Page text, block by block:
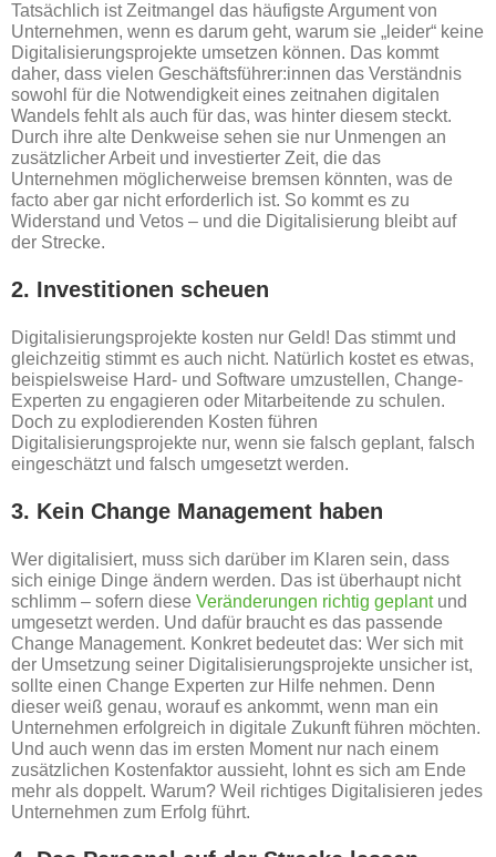
Tatsächlich ist Zeitmangel das häufigste Argument von
Unternehmen, wenn es darum geht, warum sie „leider“ keine
Digitalisierungsprojekte umsetzen können. Das kommt
daher, dass vielen Geschäftsführer:innen das Verständnis
sowohl für die Notwendigkeit eines zeitnahen digitalen
Wandels fehlt als auch für das, was hinter diesem steckt.
Durch ihre alte Denkweise sehen sie nur Unmengen an
zusätzlicher Arbeit und investierter Zeit, die das
Unternehmen möglicherweise bremsen könnten, was de
facto aber gar nicht erforderlich ist. So kommt es zu
Widerstand und Vetos – und die Digitalisierung bleibt auf
der Strecke.
2. Investitionen scheuen
Digitalisierungsprojekte kosten nur Geld! Das stimmt und
gleichzeitig stimmt es auch nicht. Natürlich kostet es etwas,
beispielsweise Hard- und Software umzustellen, Change-
Experten zu engagieren oder Mitarbeitende zu schulen.
Doch zu explodierenden Kosten führen
Digitalisierungsprojekte nur, wenn sie falsch geplant, falsch
eingeschätzt und falsch umgesetzt werden.
3. Kein Change Management haben
Wer digitalisiert, muss sich darüber im Klaren sein, dass
sich einige Dinge ändern werden. Das ist überhaupt nicht
schlimm – sofern diese Veränderungen richtig geplantund
umgesetzt werden. Und dafür braucht es das passende
Change Management. Konkret bedeutet das: Wer sich mit
der Umsetzung seiner Digitalisierungsprojekte unsicher ist,
sollte einen Change Experten zur Hilfe nehmen. Denn
dieser weiß genau, worauf es ankommt, wenn man ein
Unternehmen erfolgreich in digitale Zukunft führen möchten.
Und auch wenn das im ersten Moment nur nach einem
zusätzlichen Kostenfaktor aussieht, lohnt es sich am Ende
mehr als doppelt. Warum? Weil richtiges Digitalisieren jedes
Unternehmen zum Erfolg führt.